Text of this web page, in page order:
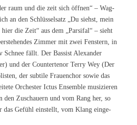
raum und die zeit sich öff­nen“ – Wag­
an den Schlüs­sel­satz „Du siehst, mein
die Zeit“ aus dem „Par­si­fal“ – sieht
Zim­mer mit zwei Fens­tern, in
Schnee fällt. Der Bas­sist Alex­an­der
und der Coun­ter­te­nor Ter­ry Wey (Der
der sub­ti­le Frau­en­chor so­wie das
Or­ches­ter Ic­tus En­sem­ble mu­si­zie­ren
den Zu­schau­ern und vom Rang her, so
das Ge­fühl ein­stellt, vom Klang ein­ge­